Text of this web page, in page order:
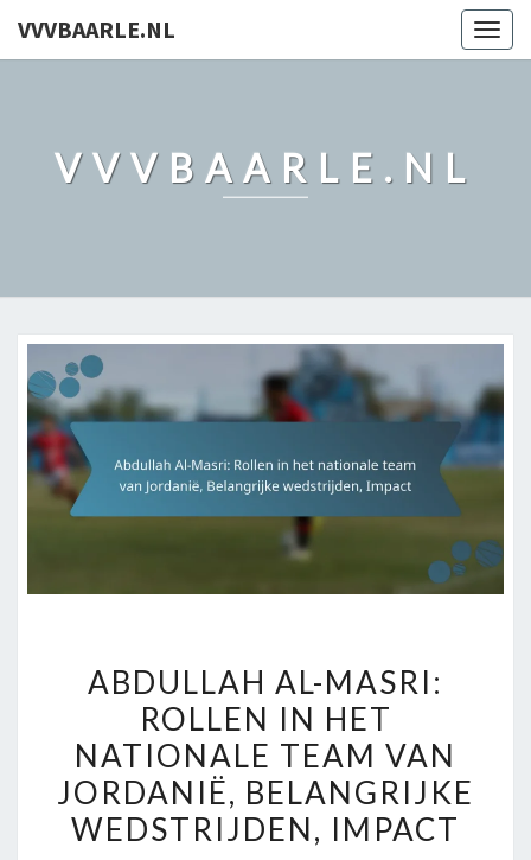
VVVBAARLE.NL
VVVBAARLE.NL
AL-
MASRI:
ROLLEN
IN
HET
NATIONALE
ABDULLAH AL-MASRI:
ROLLEN IN HET
NATIONALE TEAM VAN
JORDANIË, BELANGRIJKE
WEDSTRIJDEN, IMPACT